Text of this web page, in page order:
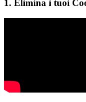
1. Elimina i tuoi